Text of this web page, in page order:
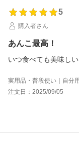
5
購入者さん
あんこ最高！
いつ食べても美味し
実用品・普段使い｜自分
注文日：2025/09/05